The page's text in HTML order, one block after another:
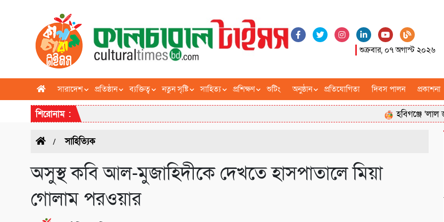
শুক্রবার, ০৭ অগাস্ট ২০২৬
সারাদেশ প্রতিষ্ঠান ব্যক্তিত্ব নতুন সৃষ্টি সাহিত্য প্রশিক্ষণ শুটিং অনুষ্ঠান প্রতিযোগিতা দিবস পালন প্রকাশনা
শিরোনাম : হবিগঞ্জে ‘লাল জুলাইয়ের
সাহিত্যিক
অসুস্থ কবি আল-মুজাহিদীকে দেখতে হাসপাতালে মিয়া
গোলাম পরওয়ার